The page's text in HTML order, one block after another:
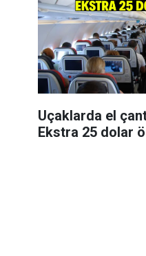
Uçaklarda el
Ekstra 25 dolar